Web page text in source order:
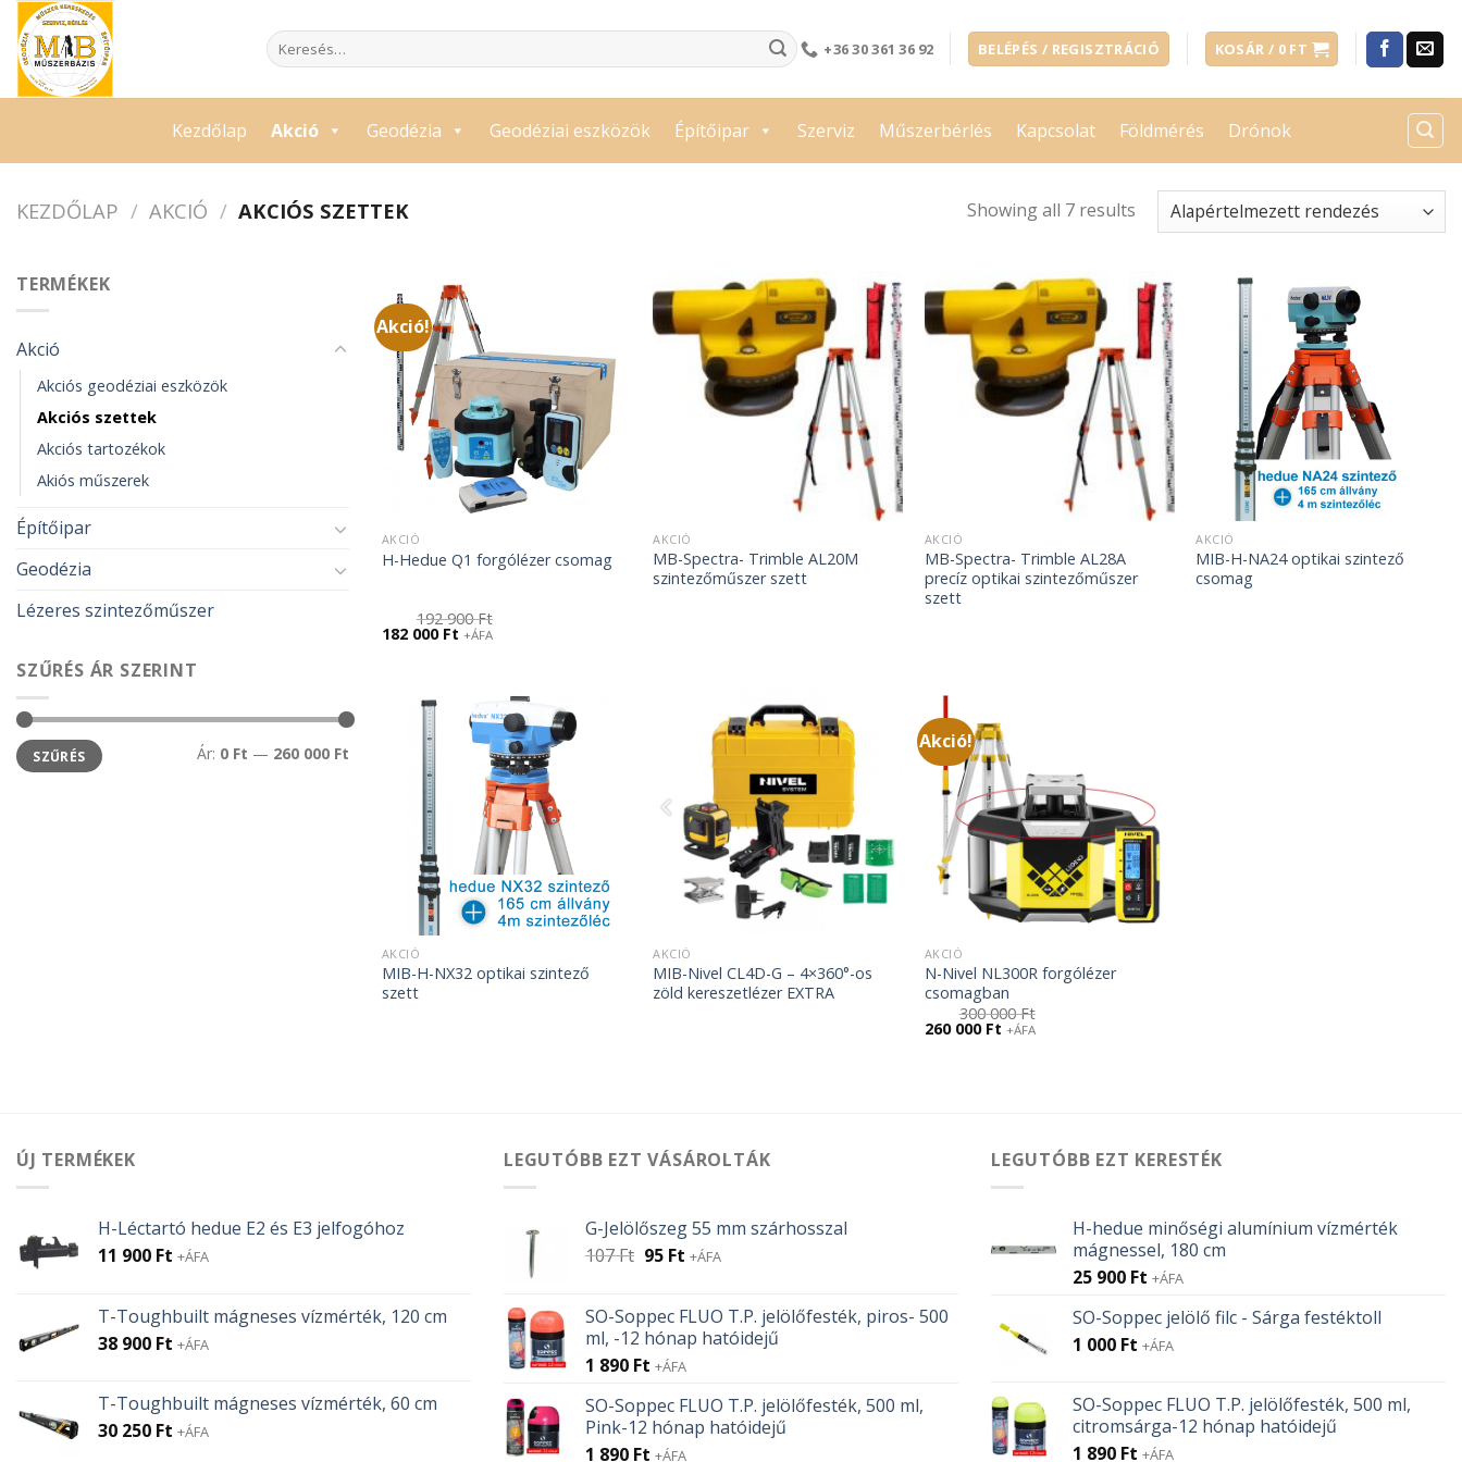
Skip
content
Keresés
a
+36 30 361 36 92 BELÉPÉS / REGISZTRÁCIÓ KOSÁR / 0 FT
Kezdőlap Akció Geodézia Geodéziai eszközök Építőipar Szerviz Műszerbérlés Kapcsolat Földmérés Drónok
KEZDŐLAP / AKCIÓ / AKCIÓS SZETTEK Showing all 7 results
TERMÉKEK
Akció
Akciós geodéziai eszközök
Akciós szettek
Akciós tartozékok
Akiós műszerek
Építőipar
Geodézia
Lézeres szintezőműszer
SZŰRÉS ÁR SZERINT
Min
ár
Max
ár SZŰRÉS Ár: 0 Ft — 260 000 Ft
Akció!
AKCIÓ
H-Hedue Q1 forgólézer csomag
192 900Ft
Original
182 000 FtCurrent
+ÁFA
AKCIÓ
MB-Spectra- Trimble AL20M
szintezőműszer szett
AKCIÓ
MB-Spectra- Trimble AL28A
precíz optikai szintezőműszer
szett
AKCIÓ
MIB-H-NA24 optikai szintező
csomag
AKCIÓ
MIB-H-NX32 optikai szintező
szett
AKCIÓ
MIB-Nivel CL4D-G – 4×360°-os
zöld kereszetlézer EXTRA
Akció!
AKCIÓ
N-Nivel NL300R forgólézer
csomagban
300 000Ft
Original
260 000 FtCurrent
+ÁFA
ÚJ TERMÉKEK
H-Léctartó hedue E2 és E3 jelfogóhoz
11 900 Ft +ÁFA
T-Toughbuilt mágneses vízmérték, 120 cm
38 900 Ft +ÁFA
T-Toughbuilt mágneses vízmérték, 60 cm
30 250 Ft +ÁFA
LEGUTÓBB EZT VÁSÁROLTÁK
G-Jelölőszeg 55 mm szárhosszal
107Ft Original
107 Ft.
95 FtCurrent
95 Ft.
+ÁFA
SO-Soppec FLUO T.P. jelölőfesték, piros- 500
ml, -12 hónap hatóidejű
1 890 Ft +ÁFA
SO-Soppec FLUO T.P. jelölőfesték, 500 ml,
Pink-12 hónap hatóidejű
1 890 Ft +ÁFA
LEGUTÓBB EZT KERESTÉK
H-hedue minőségi alumínium vízmérték
mágnessel, 180 cm
25 900 Ft +ÁFA
SO-Soppec jelölő filc - Sárga festéktoll
1 000 Ft +ÁFA
SO-Soppec FLUO T.P. jelölőfesték, 500 ml,
citromsárga-12 hónap hatóidejű
1 890 Ft +ÁFA